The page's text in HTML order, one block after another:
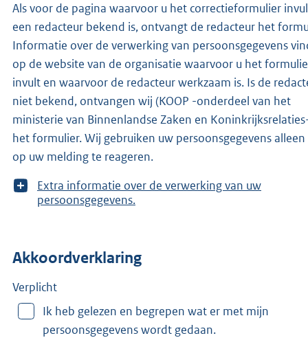
Als voor de pagina waarvoor u het correctieformulier
een redacteur bekend is, ontvangt de redacteur het
Informatie over de verwerking van persoonsgegevens
op de website van de organisatie waarvoor u het
invult en waarvoor de redacteur werkzaam is. Is de redacteur
niet bekend, ontvangen wij (KOOP -onderdeel van het
ministerie van Binnenlandse Zaken en
het formulier. Wij gebruiken uw persoonsgegevens
op uw melding te reageren.
T
o
e
r
n
Extra informatie over de verwerking van uw
persoonsgegevens.
Akkoordverklaring
Verplicht
Ik heb gelezen en begrepen wat er met mijn
persoonsgegevens wordt gedaan.